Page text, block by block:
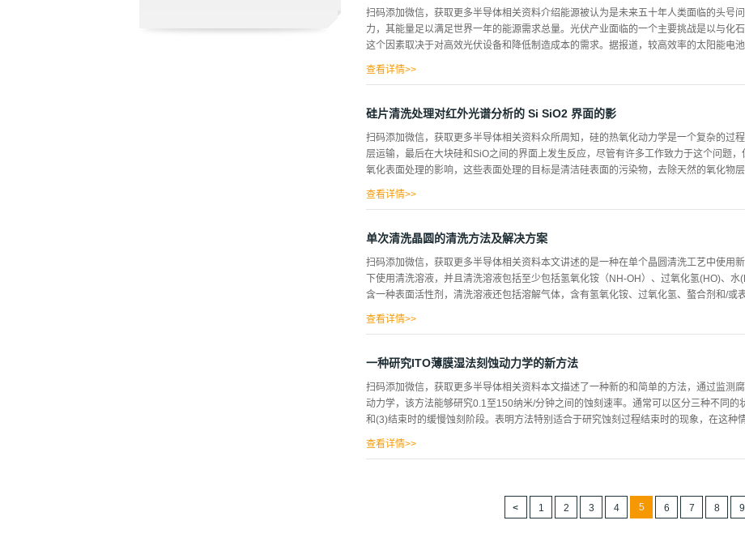
种通用的技术，可用于使用直接的烷硫醇自组装的多种不同材料表面的经济和高通量模
究了除之前研究中使用的Au以外的铸造金属(即Pt、Pd、Ag、铜)，自组装的烷硫酸单
用来描绘这些额外的金属表面。用CLL形成图案后，用扫描电子显微镜(SEM)对金属表
后MUO横向扩散相关的展宽的证据，类似于Au上的CLL情况。根据...
扫码添加微信，获取更多半导体相关资料介绍能源被认为是未来五十年人类面临的头号
力，其能量足以满足世界一年的能源需求总量。光伏产业面临的一个主要挑战是以与化
这个因素取决于对高效光伏设备和降低制造成本的需求。据报道，较高效率的太阳能电
又有n+发射极的电池，这样可以防止遮光损失。金属化遵循交叉指型图案。通过对用于
光加工和最终铝金属化来完成制造过程，从而形成触点。这种电池的优点是:(a)正面没
耗非常低，以及(c)电池更容易互连。引入IBC以将晶体硅太阳能电池的转换效率提高
电池板尺寸可以减少到4.8平方米或更小，以满足家庭平均每年的总能源需求。主要目标
允许进一步减小电池厚度。晶体硅电池中的光捕获方案，如抗反射涂层、随机纹理等，...
查看详情>>
硅片清洗处理对红外光谱分析的 Si SiO2 界面的影
扫码添加微信，获取更多半导体相关资料众所周知，硅的热氧化动力学是一个复杂的过
层运输，最后在大块硅和SiO之间的界面上发生反应，尽管有许多工作致力于这个问题
氧化表面处理的影响，这些表面处理的目标是清洁硅表面的污染物，去除天然的氧化物
Si/Sio2界面的性质，通过傅里叶变换红外光谱(FTIR)对薄氧化物层的结构质量进行了比
洁处理，CLI(a+b)；CL2(b+a)：CI3(d+e)；CL4(d+e+c)在不同的步骤之间，晶片在4次
组晶片中，在T = 950°C下，在常规炉中氧化晶片35分钟(标记为F过程)，所有的火焰都
个过程中，晶片在T=1050°C的快速热氧化(RTO)炉中被氧化，就在氧化之后，两组的
者通过快速热退火工艺(RTA)在1050℃退火1...
查看详情>>
单次清洗晶圆的清洗方法及解决方案
扫码添加微信，获取更多半导体相关资料本文讲述的是一种在单个晶圆清洗工艺中使用
下使用清洗溶液，并且清洗溶液包括至少包括氢氧化铵（NH-OH）、过氧化氢(HO)、
含一种表面活性剂，清洗溶液还包括溶解气体，含有氢氧化铵、过氧化氢、螯合剂和/或
作，以提高加工效率。硅片的湿式蚀刻和湿式清洗通常是通过将硅片浸入液体中来完成
一种用于蚀刻薄层氧化物，接下来通常是标准的Clean1(SC1溶液)，它由NHOH、水和
液，它代表过氧化氢氨混合物，SC1溶液主要用于去除颗粒和残留的有机污染。然而，
是标准的Clean2溶液(SC2)，它是盐酸，H.O.和水的混合物，有时SC2溶液也被称为
主要用于去除金属污染，在HF、SC1和SC2溶液之间，通常有一个DI（去离子）水冲洗液
查看详情>>
一种研究ITO薄膜湿法刻蚀动力学的新方法
扫码添加微信，获取更多半导体相关资料本文描述了一种新的和简单的方法，通过监测
动力学，该方法能够研究0.1至150纳米/分钟之间的蚀刻速率。通常可以区分三种不同
和(3)结束时的缓慢蚀刻阶段。表明方法特别适合于研究蚀刻过程结束时的现象，在这种
ITO的湿法蚀刻研究中，通常没有明确提到评估蚀刻速率的程序，由于这些研究的焦点
度除以总蚀刻时间来评估的，然而，没有提到如何确定总蚀刻时间，评估蚀刻速率的基
查看详情>>
1 2 3 4 5 6 7 8 9